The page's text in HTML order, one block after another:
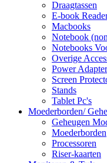
Draagtassen
E-book
Macbooks
Notebook
Notebooks
Overige
Power
Screen
Stands
Tablet Pc's
Moederborden/
Geheugen
Moederborden
Processoren
Riser-kaarten